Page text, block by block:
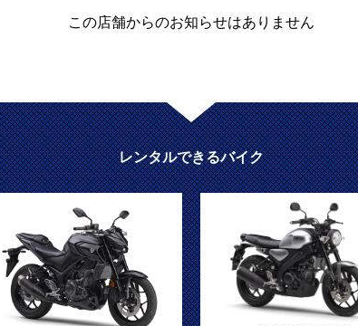
この店舗からのお知らせはありません
レンタルできるバイク